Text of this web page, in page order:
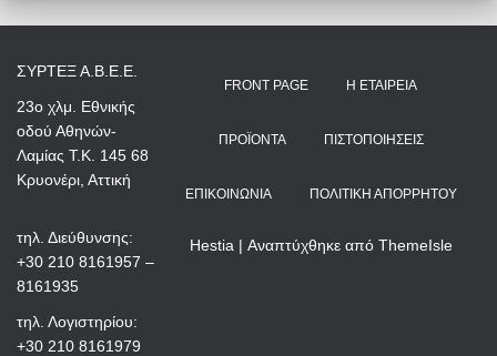
ΣΥΡΤΕΞ Α.Β.Ε.Ε.
23ο χλμ. Εθνικής
οδού Αθηνών-
Λαμίας Τ.Κ. 145 68
Κρυονέρι, Αττική
τηλ. Διεύθυνσης:
+30 210 8161957 –
8161935
τηλ. Λογιστηρίου:
+30 210 8161979
FRONT PAGE Η ΕΤΑΙΡΕΊΑ
ΠΡΟΪΌΝΤΑ ΠΙΣΤΟΠΟΙΉΣΕΙΣ
ΕΠΙΚΟΙΝΩΝΊΑ ΠΟΛΙΤΙΚΉ ΑΠΟΡΡΉΤΟΥ
Hestia | Αναπτύχθηκε από ThemeIsle